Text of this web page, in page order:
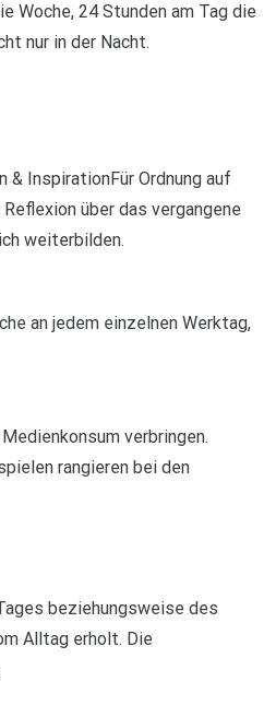
Woche, 24 Stunden am Tag die
nur in der Nacht.
InspirationFür Ordnung auf
über das vergangene
weiterbilden.
an jedem einzelnen Werktag,
verbringen.
rangieren bei den
beziehungsweise des
Alltag erholt. Die